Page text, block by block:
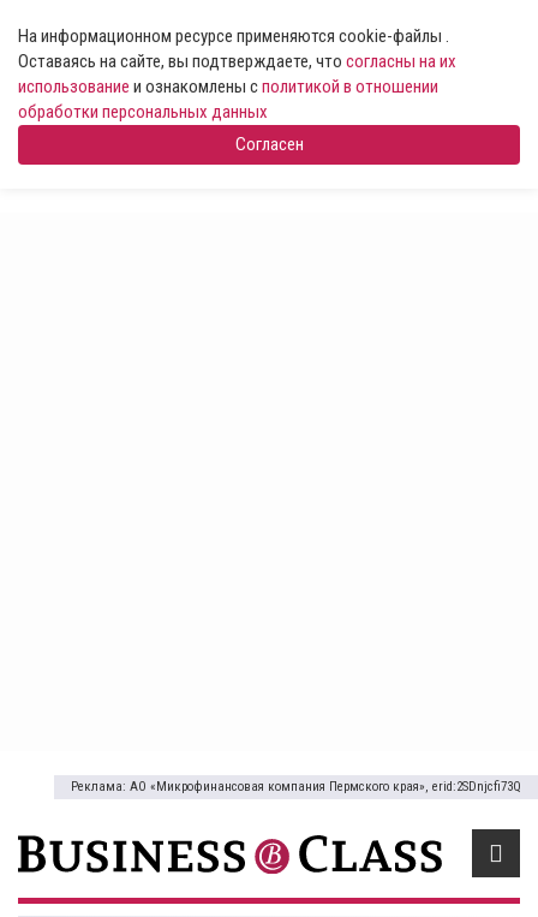
На информационном ресурсе применяются cookie-файлы .
Оставаясь на сайте, вы подтверждаете, что согласны на их
использование и ознакомлены сполитикой в отношении
обработки персональных данных
Согласен
Реклама: АО «Микрофинансовая компания Пермского края», erid:2SDnjcfi73Q